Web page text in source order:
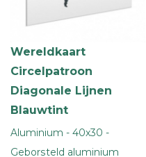
Wereldkaart
Circelpatroon
Diagonale Lijnen
Blauwtint
Aluminium - 40x30 -
Geborsteld aluminium